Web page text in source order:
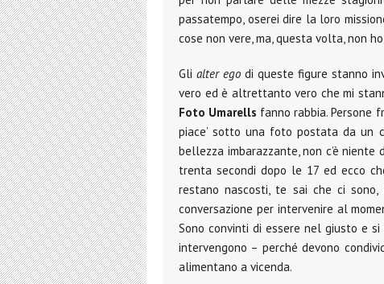
passatempo, oserei dire la loro
cose non vere, ma, questa volta, non
Gli alter egodi queste figure stanno
vero ed è altrettanto vero che mi
Foto Umarells fanno rabbia. Persone
piace’ sotto una foto postata da un
bellezza imbarazzante, non c’è niente
trenta secondi dopo le 17 ed ecco
restano nascosti, te sai che ci
conversazione per intervenire al
Sono convinti di essere nel giusto e
intervengono – perché devono
alimentano a vicenda.